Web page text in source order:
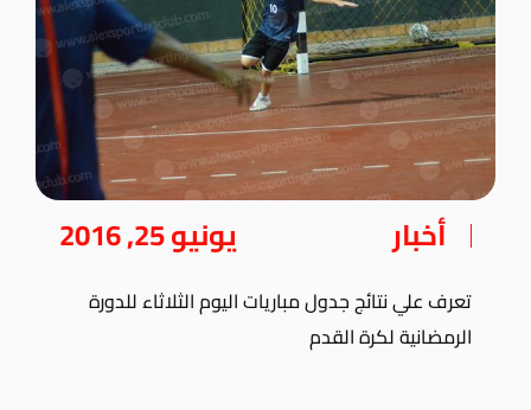
أخبار يونيو 25, 2016
تعرف علي نتائج جدول مباريات اليوم الثلاثاء للدورة
الرمضانية لكرة القدم